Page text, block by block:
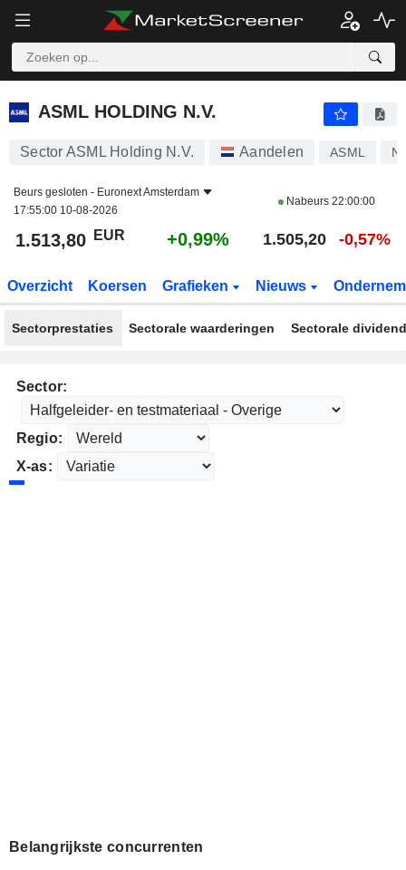
ASML HOLDING N.V.
ASML HOLDING N.V.
Sector ASML Holding N.V. Aandelen ASML
Beurs gesloten - Euronext Amsterdam
17:55:00 10-08-2026
Nabeurs 22:00:00
1.513,80 EUR +0,99% 1.505,20 -0,57%
Overzicht Koersen Grafieken Nieuws
Sectorprestaties Sectorale waarderingen Sectorale
Sector:
Regio:
X-as:
Belangrijkste concurrenten